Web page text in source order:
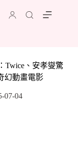
Twice、安孝燮驚
幻動畫電影
07-04